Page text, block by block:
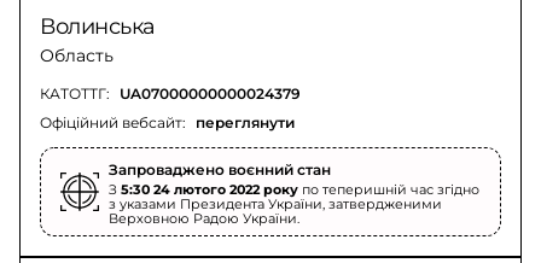
Волинська
Область
КАТОТТГ:
UA07000000000024379
Офіційний вебсайт:
переглянути
Запроваджено воєнний стан
З 5:30 24 лютого 2022 року по теперишній час згідно
з указами Президента України, затвердженими
Верховною Радою України.